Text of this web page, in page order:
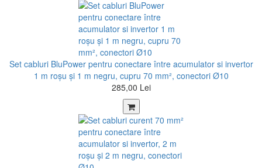
Set cabluri BluPower pentru conectare între acumulator si invertor
1 m roșu şi 1 m negru, cupru 70 mm², conectori Ø10
285,00 Lei